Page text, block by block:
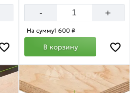
- +
На сумму1 600 ₽
В корзину